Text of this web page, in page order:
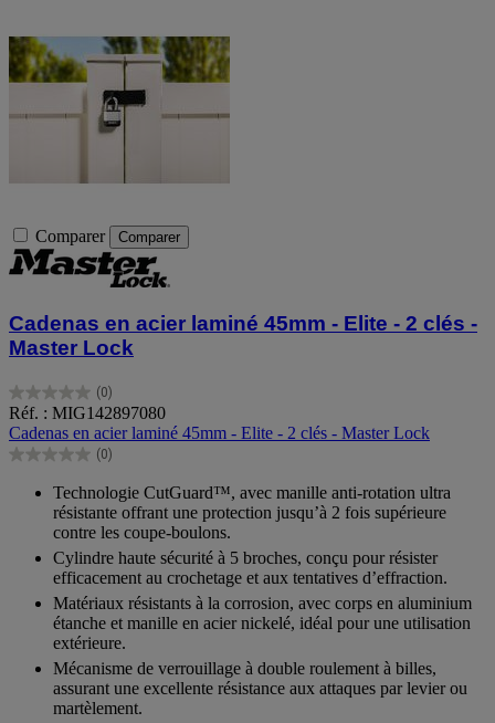
Comparer Comparer
Cadenas en acier laminé 45mm - Elite - 2 clés -
Master Lock
(0)
0.0
sur
5
étoiles.
Réf. : MIG142897080
Cadenas en acier laminé 45mm - Elite - 2 clés - Master Lock
(0)
0.0
étoiles.
Technologie CutGuard™, avec manille anti-rotation ultra
résistante offrant une protection jusqu’à 2 fois supérieure
contre les coupe-boulons.
Cylindre haute sécurité à 5 broches, conçu pour résister
efficacement au crochetage et aux tentatives d’effraction.
Matériaux résistants à la corrosion, avec corps en aluminium
étanche et manille en acier nickelé, idéal pour une utilisation
extérieure.
Mécanisme de verrouillage à double roulement à billes,
assurant une excellente résistance aux attaques par levier ou
martèlement.